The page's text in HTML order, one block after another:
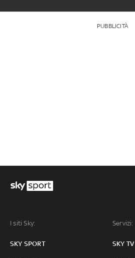
PUBBLICITÀ
I siti Sky:
SKY SPORT
Servizi:
SKY TV